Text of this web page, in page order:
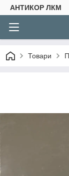
АНТИКОР ЛКМ
Товари